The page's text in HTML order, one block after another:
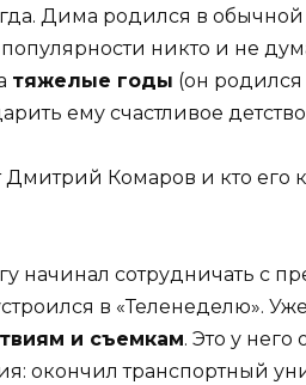
Дима родился в
никто и не
тяжелые годы (он родился
ему счастливое
начинал сотрудничать с
в «Теленеделю».
и съемкам. Это у
окончил транспортный